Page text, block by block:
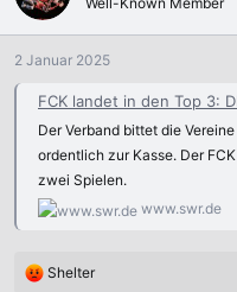
i
o
n
2 Januar 2025
FCK landet in den Top 3: DFB
Der Verband bittet die
ordentlich zur Kasse. Der
zwei Spielen.
www.swr.de
R
Shelter